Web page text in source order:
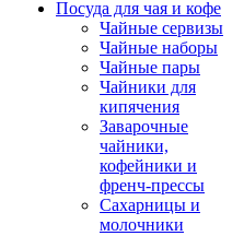
Посуда для чая и кофе
Чайные сервизы
Чайные наборы
Чайные пары
Чайники для
кипячения
Заварочные
чайники,
кофейники и
френч-прессы
Сахарницы и
молочники